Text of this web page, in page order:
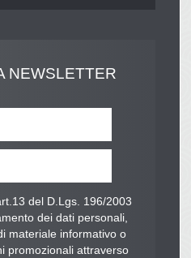
NEWSLETTER
del D.Lgs. 196/2003
dei dati personali,
materiale informativo o
promozionali attraverso